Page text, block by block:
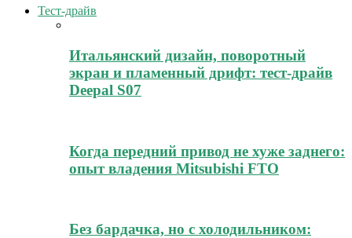
Тест-драйв
Итальянский дизайн, поворотный
экран и пламенный дрифт: тест-драйв
Deepal S07
Когда передний привод не хуже заднего:
опыт владения Mitsubishi FTO
Без бардачка, но с холодильником: